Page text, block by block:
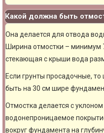
Какой должна быть
Она делается для отвода
Ширина отмостки – минимум
стекающая с крыши вода
Если грунты просадочные,
быть на 30 см шире
Отмостка делается с
водонепроницаемое
вокруг фундамента на